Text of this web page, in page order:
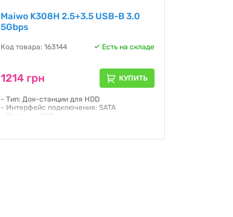
Maiwo K308H 2.5+3.5 USB-B 3.0
5Gbps
Код товара: 163144 Есть на складе
1214 грн КУПИТЬ
- Тип: Док-станции для HDD
- Интерфейс подключения: SATA
- Питание: USB